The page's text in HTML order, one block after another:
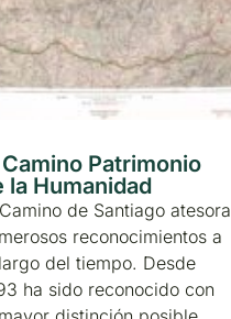
Camino Patrimonio
la Humanidad
de Santiago atesora
reconocimientos a
del tiempo. Desde
ha sido reconocido con